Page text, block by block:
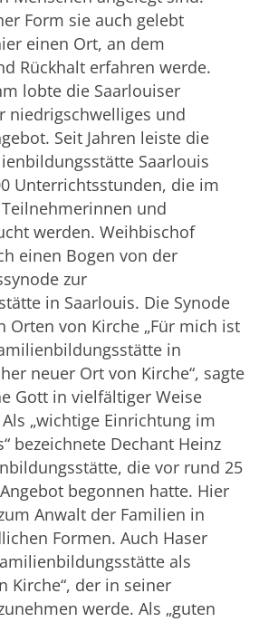
Form sie auch gelebt
einen Ort, an dem
Rückhalt erfahren werde.
lobte die Saarlouiser
niedrigschwelliges und
Seit Jahren leiste die
Saarlouis
Unterrichtsstunden, die im
und
werden. Weihbischof
einen Bogen von der
zur
in Saarlouis. Die Synode
Orten von Kirche „Für mich ist
in
neuer Ort von Kirche“, sagte
Gott in vielfältiger Weise
„wichtige Einrichtung im
bezeichnete Dechant Heinz
die vor rund 25
begonnen hatte. Hier
Anwalt der Familien in
Formen. Auch Haser
als
Kirche“, der in seiner
werde. Als „guten